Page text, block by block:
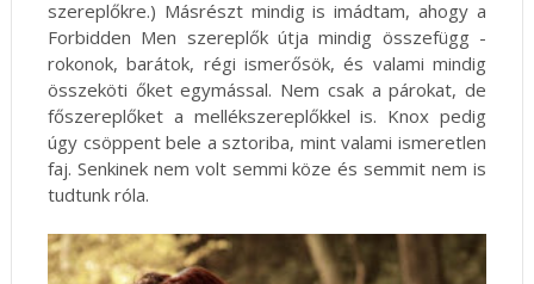
szereplőkre.) Másrészt mindig is imádtam, ahogy a
Forbidden Men szereplők útja mindig összefügg -
rokonok, barátok, régi ismerősök, és valami mindig
összeköti őket egymással. Nem csak a párokat, de
főszereplőket a mellékszereplőkkel is. Knox pedig
úgy csöppent bele a sztoriba, mint valami ismeretlen
faj. Senkinek nem volt semmi köze és semmit nem is
tudtunk róla.